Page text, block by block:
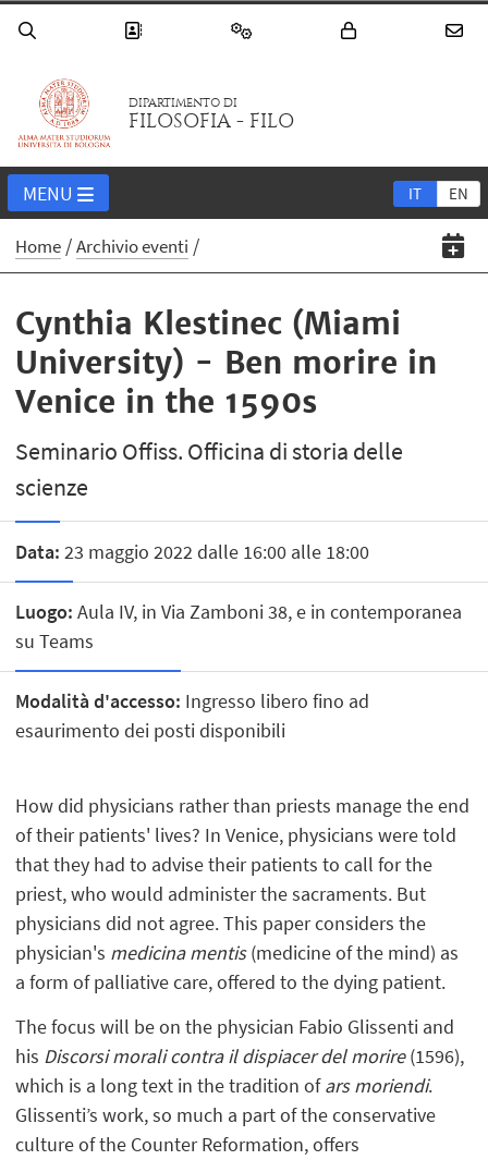
DIPARTIMENTO DI
FILOSOFIA - FILO
IT EN
MENU
Home Archivio eventi
Cynthia Klestinec (Miami
University) - Ben morire in
Venice in the 1590s
Seminario Offiss. Officina di storia delle
scienze
Data: 23 maggio 2022 dalle 16:00 alle 18:00
Luogo: Aula IV, in Via Zamboni 38, e in contemporanea
su Teams
Modalità d'accesso: Ingresso libero fino ad
esaurimento dei posti disponibili
How did physicians rather than priests manage the end
of their patients' lives? In Venice, physicians were told
that they had to advise their patients to call for the
priest, who would administer the sacraments. But
physicians did not agree. This paper considers the
physician's medicina mentis(medicine of the mind) as
a form of palliative care, offered to the dying patient.
The focus will be on the physician Fabio Glissenti and
his Discorsi morali contra il dispiacer del morire(1596),
which is a long text in the tradition ofars moriendi.
Glissenti’s work, so much a part of the conservative
culture of the Counter Reformation, offers